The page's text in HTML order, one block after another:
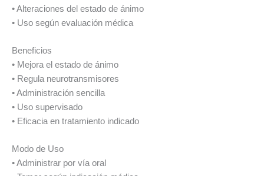
• Alteraciones del estado de ánimo
• Uso según evaluación médica
Beneficios
• Mejora el estado de ánimo
• Regula neurotransmisores
• Administración sencilla
• Uso supervisado
• Eficacia en tratamiento indicado
Modo de Uso
• Administrar por vía oral